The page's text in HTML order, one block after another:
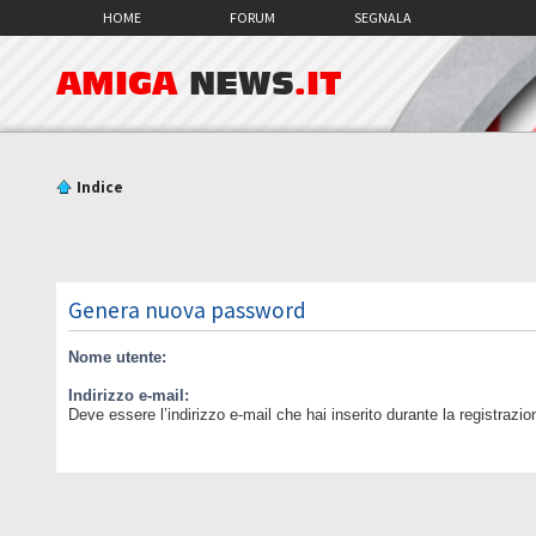
HOME FORUM SEGNALA
AMIGA NEWS.IT
Indice
Genera nuova password
Nome utente:
Indirizzo e-mail:
Deve essere l’indirizzo e-mail che hai inserito durante la